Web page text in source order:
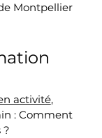
Montpellier
activité,
: Comment
?